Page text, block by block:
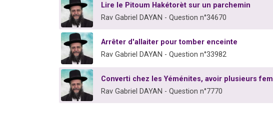
Lire le Pitoum Hakétorèt sur un parchemin
Rav Gabriel DAYAN - Question n°34670
Arrêter d'allaiter pour tomber enceinte
Rav Gabriel DAYAN - Question n°33982
Converti chez les Yéménites, avoir plusieurs
Rav Gabriel DAYAN - Question n°7770